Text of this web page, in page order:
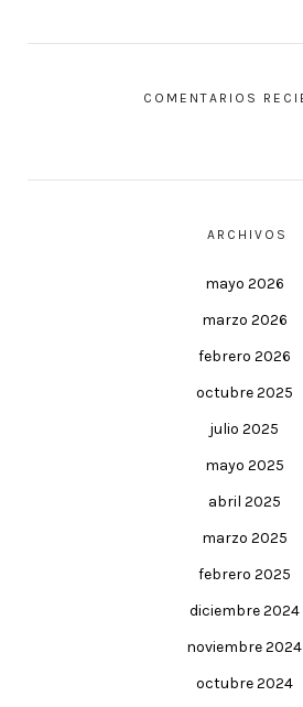
COMENTARIOS
ARCHIVOS
mayo 2026
marzo 2026
febrero 2026
octubre 2025
julio 2025
mayo 2025
abril 2025
marzo 2025
febrero 2025
diciembre 2024
noviembre 2024
octubre 2024